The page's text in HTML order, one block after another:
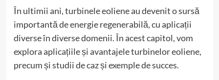
În ultimii ani, turbinele eoliene au devenit o sursă
importantă de energie regenerabilă, cu aplicații
diverse în diverse domenii. În acest capitol, vom
explora aplicațiile și avantajele turbinelor eoliene,
precum și studii de caz și exemple de succes.